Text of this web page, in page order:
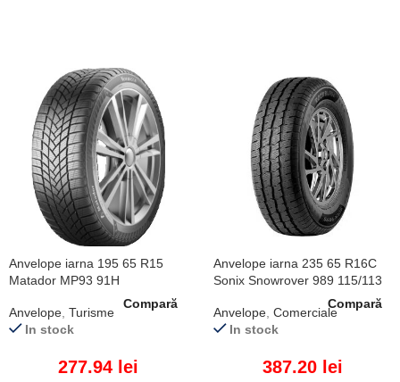
Anvelope iarna 195 65 R15
Matador MP93 91H
Anvelope Turisme
In stock
277.94 lei
Compară
Anvelope iarna 235 65 R16C
Sonix Snowrover 989 115/113
Anvelope Comerciale
In stock
387.20 lei
Compară